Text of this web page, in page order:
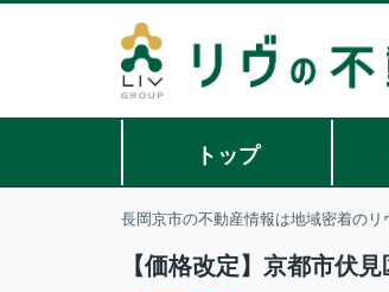
トップ
長岡京市の不動産情報は地域密着のリ
【価格改定】京都市伏